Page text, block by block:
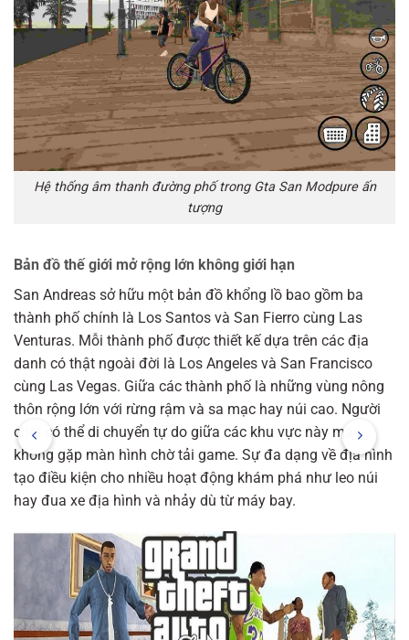
Hệ thống âm thanh đường phố trong Gta San Modpure ấn
tượng
Bản đồ thế giới mở rộng lớn không giới hạn
San Andreas sở hữu một bản đồ khổng lồ bao gồm ba
thành phố chính là Los Santos và San Fierro cùng Las
Venturas. Mỗi thành phố được thiết kế dựa trên các địa
danh có thật ngoài đời là Los Angeles và San Francisco
cùng Las Vegas. Giữa các thành phố là những vùng nông
thôn rộng lớn với rừng rậm và sa mạc hay núi cao. Người
chơi có thể di chuyển tự do giữa các khu vực này mà
không gặp màn hình chờ tải game. Sự đa dạng về địa hình
tạo điều kiện cho nhiều hoạt động khám phá như leo núi
hay đua xe địa hình và nhảy dù từ máy bay.